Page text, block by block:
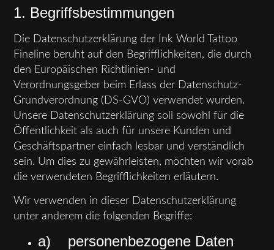
1. Begriffsbestimmungen
Die Datenschutzerklärung der Ink World Tattoo
Fineline beruht auf den Begrifflichkeiten, die durch
den Europäischen Richtlinien- und
Verordnungsgeber beim Erlass der Datenschutz-
Grundverordnung (DS-GVO) verwendet wurden.
Unsere Datenschutzerklärung soll sowohl für die
Öffentlichkeit als auch für unsere Kunden und
Geschäftspartner einfach lesbar und verständlich
sein. Um dies zu gewährleisten, möchten wir vorab
die verwendeten Begrifflichkeiten erläutern.
Wir verwenden in dieser Datenschutzerklärung
unter anderem die folgenden Begriffe:
a) personenbezogene Daten